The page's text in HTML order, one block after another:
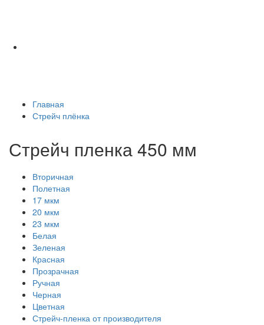
Главная
Стрейч плёнка
Стрейч пленка 450 мм
Вторичная
Полетная
17 мкм
20 мкм
23 мкм
Белая
Зеленая
Красная
Прозрачная
Ручная
Черная
Цветная
Стрейч-пленка от производителя